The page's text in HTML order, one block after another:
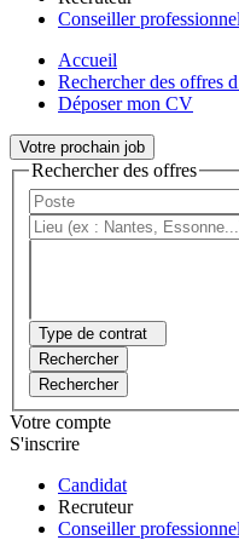
Conseiller professionnel
Accueil
Rechercher des offres
Déposer mon CV
Votre prochain job
Rechercher des offres
Type de contrat
Rechercher
Rechercher
Votre compte
S'inscrire
Candidat
Recruteur
Conseiller professionnel